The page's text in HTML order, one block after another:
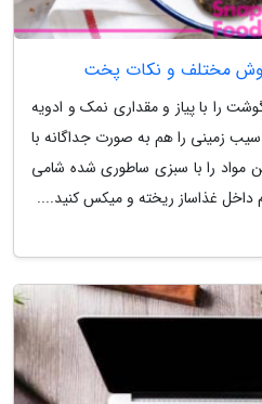
را با پیاز و مقداری نمک و ادویه
سیب زمینی را هم به صورت جداگانه با
مواد را با سبزی ساطوری شده شامی
داخل غذاساز ریخته و میکس کنید....